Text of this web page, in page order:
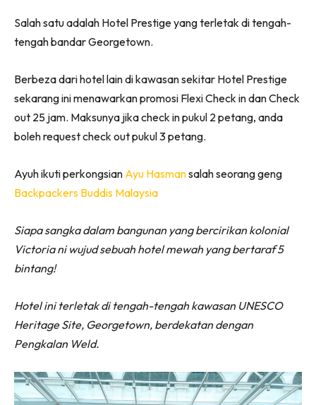
Salah satu adalah Hotel Prestige yang terletak di tengah-
tengah bandar Georgetown.
Berbeza dari hotel lain di kawasan sekitar Hotel Prestige
sekarang ini menawarkan promosi Flexi Check in dan Check
out 25 jam. Maksunya jika check in pukul 2 petang, anda
boleh request check out pukul 3 petang.
Ayuh ikuti perkongsian Ayu Hasmansalah seorang geng
Backpackers Buddis Malaysia
Siapa sangka dalam bangunan yang bercirikan kolonial
Victoria ni wujud sebuah hotel mewah yang bertaraf 5
bintang!
Hotel ini terletak di tengah-tengah kawasan UNESCO
Heritage Site, Georgetown, berdekatan dengan
Pengkalan Weld.